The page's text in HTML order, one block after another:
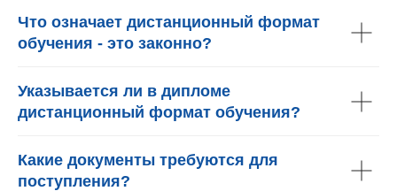
Что означает дистанционный формат
обучения - это законно?
Указывается ли в дипломе
дистанционный формат обучения?
Какие документы требуются для
поступления?